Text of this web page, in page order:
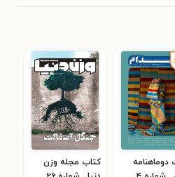
دوماهنامه
کتاب مجله وزن